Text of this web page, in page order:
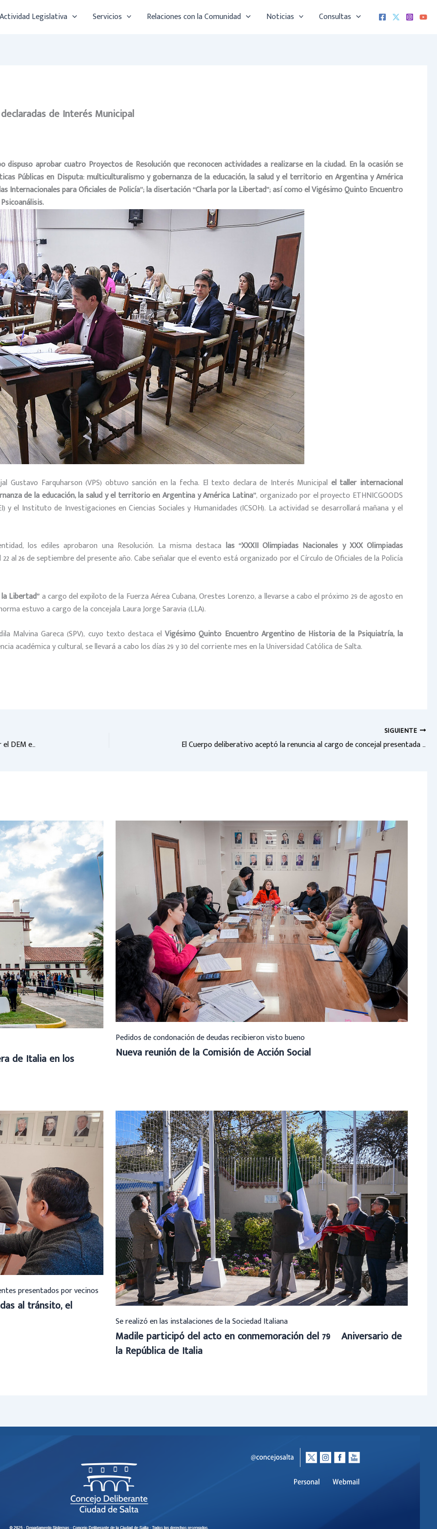
Actividad Legislativa Servicios Relaciones con la Comunidad Noticias Consultas
de Interés Municipal
dispuso aprobar cuatro Proyectos de Resolución que reconocen actividades a realizarse en la ciudad. En la ocasión se
Públicas en Disputa: multiculturalismo y gobernanza de la educación, la salud y el territorio en Argentina y América
Internacionales para Oficiales de Policía”; la disertación “Charla por la Libertad”; así como el Vigésimo Quinto Encuentro
Gustavo Farquharson (VPS) obtuvo sanción en la fecha. El texto declara de Interés Municipal el taller internacional
de la educación, la salud y el territorio en Argentina y América Latina”, organizado por el proyecto ETHNICGOODS
el Instituto de Investigaciones en Ciencias Sociales y Humanidades (ICSOH). La actividad se desarrollará mañana y el
los ediles aprobaron una Resolución. La misma destaca las “XXXII Olimpiadas Nacionales y XXX Olimpiadas
al 26 de septiembre del presente año. Cabe señalar que el evento está organizado por el Círculo de Oficiales de la Policía
Libertad”a cargo del expiloto de la Fuerza Aérea Cubana, Orestes Lorenzo, a llevarse a cabo el próximo 29 de agosto en
estuvo a cargo de la concejala Laura Jorge Saravia (LLA).
Malvina Gareca (SPV), cuyo texto destaca elVigésimo Quinto Encuentro Argentino de Historia de la Psiquiatría, la
académica y cultural, se llevará a cabo los días 29 y 30 del corriente mes en la Universidad Católica de Salta.
Dejaron sin efecto un procedimiento de urgencia solicitado por el DEM en relación a un expediente
SIGUIENTE
El Cuerpo deliberativo aceptó la renuncia al cargo de concejal presentada por Martín Del Frari
de Italia en los
Pedidos de condonación de deudas recibieron visto bueno
Nueva reunión de la Comisión de Acción Social
presentados por vecinos
al tránsito, el
Se realizó en las instalaciones de la Sociedad Italiana
Madile participó del acto en conmemoración del 79º Aniversario de
la República de Italia